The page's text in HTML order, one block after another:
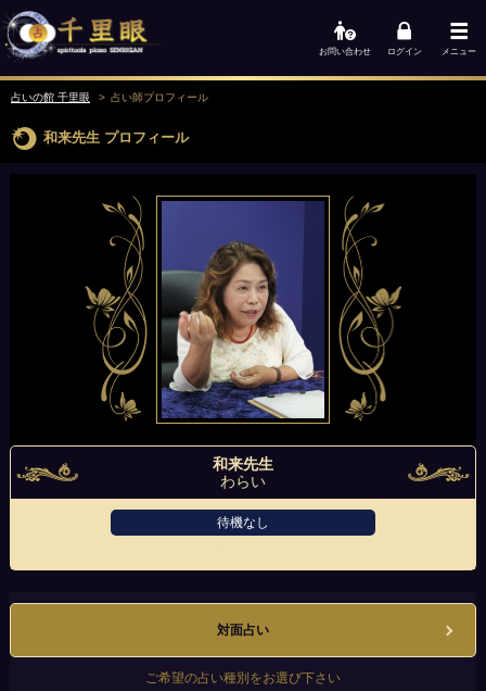
お問い合わせ ログイン メニュー
占いの館 千里眼 占い師プロフィール
和来先生 プロフィール
和来先生
わらい
待機なし
対面占い
ご希望の占い種別をお選び下さい